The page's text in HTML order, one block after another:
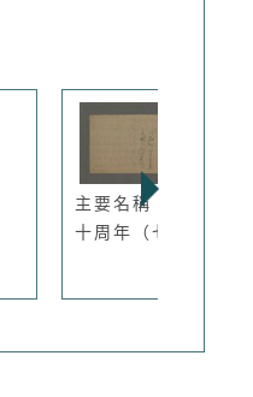
主要名稱：台灣光復
十周年（七...